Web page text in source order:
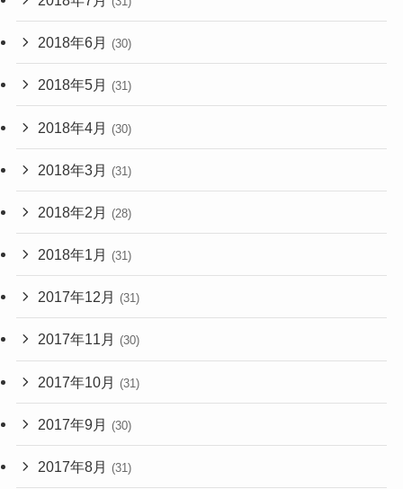
2018年6月 (30)
2018年5月 (31)
2018年4月 (30)
2018年3月 (31)
2018年2月 (28)
2018年1月 (31)
2017年12月 (31)
2017年11月 (30)
2017年10月 (31)
2017年9月 (30)
2017年8月 (31)